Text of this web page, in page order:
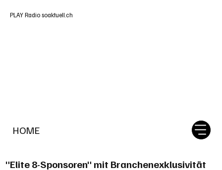
HOME
PLAY Radio soaktuell.ch
"Elite 8-Sponsoren" mit Branchenexklusivität